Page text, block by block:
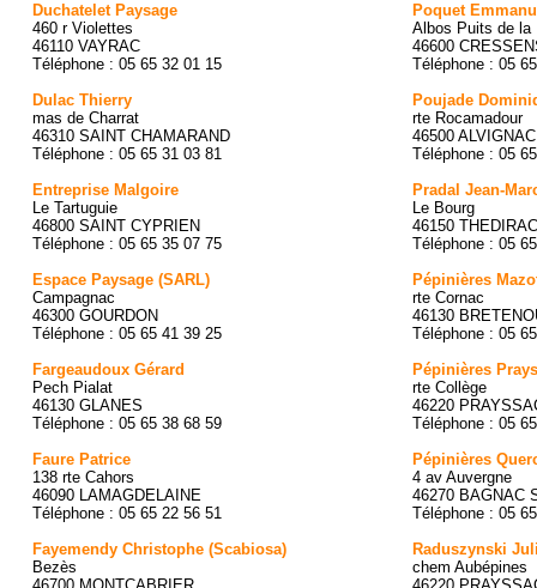
Duchatelet Paysage
460 r Violettes
46110 VAYRAC
Téléphone : 05 65 32 01 15
Dulac Thierry
mas de Charrat
46310 SAINT CHAMARAND
Téléphone : 05 65 31 03 81
Entreprise Malgoire
Le Tartuguie
46800 SAINT CYPRIEN
Téléphone : 05 65 35 07 75
Espace Paysage (SARL)
Campagnac
46300 GOURDON
Téléphone : 05 65 41 39 25
Fargeaudoux Gérard
Pech Pialat
46130 GLANES
Téléphone : 05 65 38 68 59
Faure Patrice
138 rte Cahors
46090 LAMAGDELAINE
Téléphone : 05 65 22 56 51
Fayemendy Christophe (Scabiosa)
Bezès
Poquet
Albos Puits de la
46600
Téléphone : 05
Poujade
rte Rocamadour
46500 ALVIGNAC
Téléphone : 05
Pradal Jean-
Le Bourg
46150 THEDIRAC
Téléphone : 05
Pépinières
rte Cornac
46130
Téléphone : 05
Pépinières
rte Collège
46220
Téléphone : 05
Pépinières
4 av Auvergne
46270 BAGNAC
Téléphone : 05
Raduszynski
chem Aubépines